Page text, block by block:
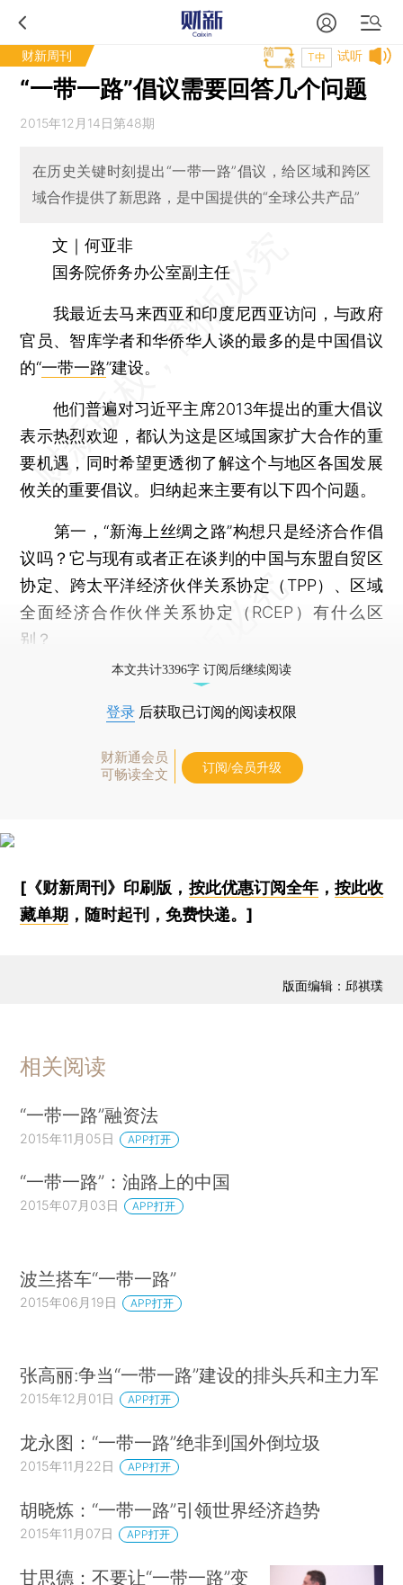
财新周刊 试听
T中
“一带一路”倡议需要回答几个问题
2015年12月14日第48期
在历史关键时刻提出“一带一路”倡议，给区域和跨区
域合作提供了新思路，是中国提供的“全球公共产品”
文｜何亚非
国务院侨务办公室副主任
我最近去马来西亚和印度尼西亚访问，与政府
官员、智库学者和华侨华人谈的最多的是中国倡议
的“一带一路”建设。
他们普遍对习近平主席2013年提出的重大倡议
表示热烈欢迎，都认为这是区域国家扩大合作的重
要机遇，同时希望更透彻了解这个与地区各国发展
攸关的重要倡议。归纳起来主要有以下四个问题。
第一，“新海上丝绸之路”构想只是经济合作倡
议吗？它与现有或者正在谈判的中国与东盟自贸区
协定、跨太平洋经济伙伴关系协定（TPP）、区域
全面经济合作伙伴关系协定（RCEP）有什么区
别？
本文共计3396字 订阅后继续阅读
登录 后获取已订阅的阅读权限
财新通会员
可畅读全文
订阅/会员升级
[《财新周刊》印刷版， 按此优惠订阅全年， 按此收
藏单期 ，随时起刊，免费快递。]
版面编辑：邱祺璞
相关阅读
“一带一路”融资法
2015年11月05日 APP打开
“一带一路”：油路上的中国
2015年07月03日 APP打开
波兰搭车“一带一路”
2015年06月19日 APP打开
张高丽:争当“一带一路”建设的排头兵和主力军
2015年12月01日 APP打开
龙永图：“一带一路”绝非到国外倒垃圾
2015年11月22日 APP打开
胡晓炼：“一带一路”引领世界经济趋势
2015年11月07日 APP打开
甘思德：不要让“一带一路”变